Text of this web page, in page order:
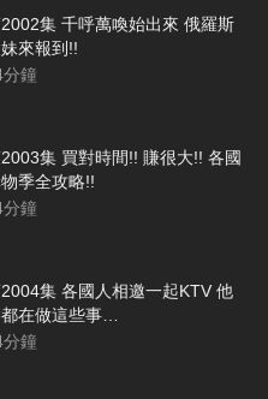
集 千呼萬喚始出來 俄羅斯
來報到!!
分鐘
集 買對時間!! 賺很大!! 各國
季全攻略!!
分鐘
集 各國人相邀一起KTV 他
在做這些事…
分鐘